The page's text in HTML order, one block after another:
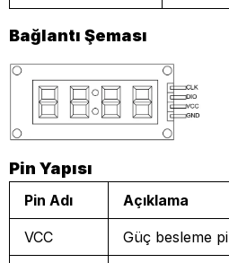
Bağlantı Şeması
Pin Yapısı
Pin Adı Açıklama
VCC Güç besleme